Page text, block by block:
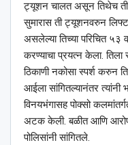
ट्यूशन चालत असून तिथेच ती
सुमारास ती ट्यूशनवरुन
असलेल्या तिच्या परिचित ५३
करण्याचा प्रयत्न केला.
ठिकाणी नकोसा स्पर्श करुन
आईला सांगितल्यानंतर त्यांनी
विनयभंगासह पोक्सो
अटक केली. बळीत आणि
पोलिसांनी सांगितले.